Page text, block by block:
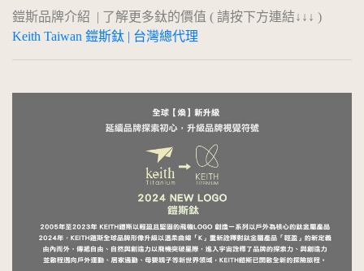
鎧斯品牌介紹 | 了解更多鈦的價值 ( 請按下方連結↓↓↓ )
Keith Taiwan 鎧斯鈦 | 台灣總代理